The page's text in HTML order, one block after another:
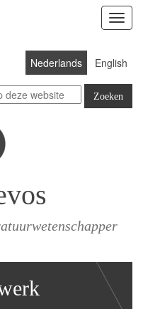
Toon
menu
Nederlands English